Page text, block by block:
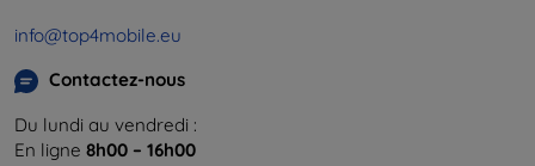
info@top4mobile.eu
Contactez-nous
Du lundi au vendredi :
En ligne 8h00 – 16h00